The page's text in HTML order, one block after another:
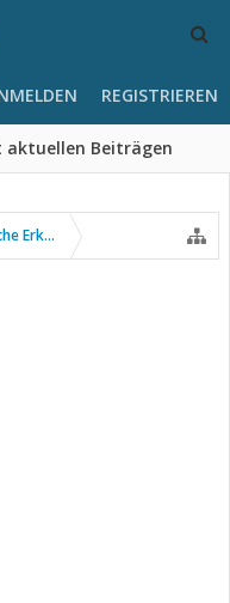
aktuellen Beiträgen
REGISTRIEREN
Erkrankungen